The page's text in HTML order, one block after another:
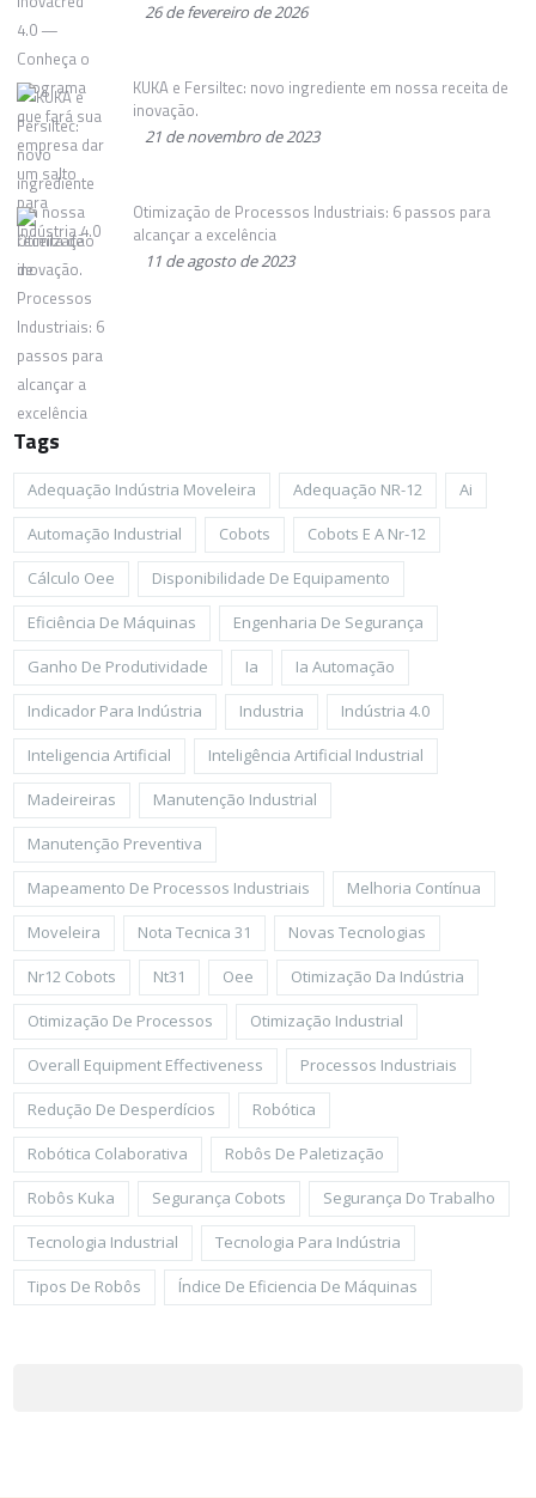
26 de fevereiro de 2026
KUKA e Fersiltec: novo ingrediente em nossa receita de
inovação.
21 de novembro de 2023
Otimização de Processos Industriais: 6 passos para
alcançar a excelência
11 de agosto de 2023
Tags
Adequação Indústria Moveleira Adequação NR-12 Ai
Automação Industrial Cobots Cobots E A Nr-12
Cálculo Oee Disponibilidade De Equipamento
Eficiência De Máquinas Engenharia De Segurança
Ganho De Produtividade Ia Ia Automação
Indicador Para Indústria Industria Indústria 4.0
Inteligencia Artificial Inteligência Artificial Industrial
Madeireiras Manutenção Industrial
Manutenção Preventiva
Mapeamento De Processos Industriais Melhoria Contínua
Moveleira Nota Tecnica 31 Novas Tecnologias
Nr12 Cobots Nt31 Oee Otimização Da Indústria
Otimização De Processos Otimização Industrial
Overall Equipment Effectiveness Processos Industriais
Redução De Desperdícios Robótica
Robótica Colaborativa Robôs De Paletização
Robôs Kuka Segurança Cobots Segurança Do Trabalho
Tecnologia Industrial Tecnologia Para Indústria
Tipos De Robôs Índice De Eficiencia De Máquinas